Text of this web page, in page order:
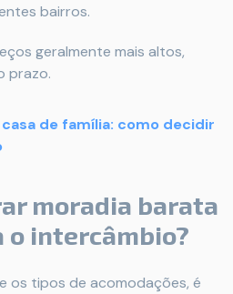
bairros.
geralmente mais altos,
prazo.
de família: como decidir
moradia barata
o intercâmbio?
os tipos de acomodações, é